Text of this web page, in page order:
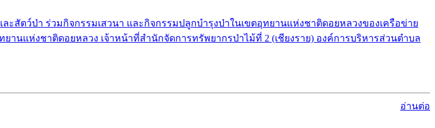
ะสัตว์ป่า ร่วมกิจกรรมเสวนา และกิจกรรมปลูกบำรุงป่าในเขตอุทยานแห่งชาติดอยหลวงของเครือข่าย
นแห่งชาติดอยหลวง เจ้าหน้าที่สำนักจัดการทรัพยากรป่าไม้ที่ 2 (เชียงราย) องค์การบริหารส่วนตำบล
อ่านต่อ